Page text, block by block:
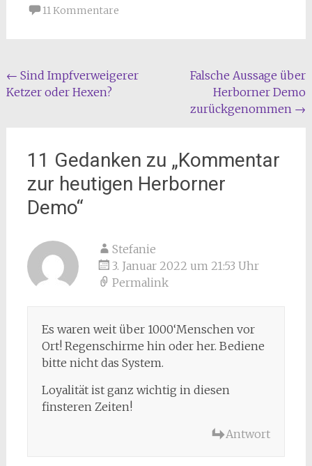
11 Kommentare
Beitragsnavigation
← Sind Impfverweigerer
Ketzer oder Hexen?
Falsche Aussage über
Herborner Demo
zurückgenommen →
11 Gedanken zu „Kommentar
zur heutigen Herborner
Demo“
Stefanie
3. Januar 2022 um 21:53 Uhr
Permalink
Es waren weit über 1000‘Menschen vor
Ort! Regenschirme hin oder her. Bediene
bitte nicht das System.
Loyalität ist ganz wichtig in diesen
finsteren Zeiten!
Antwort